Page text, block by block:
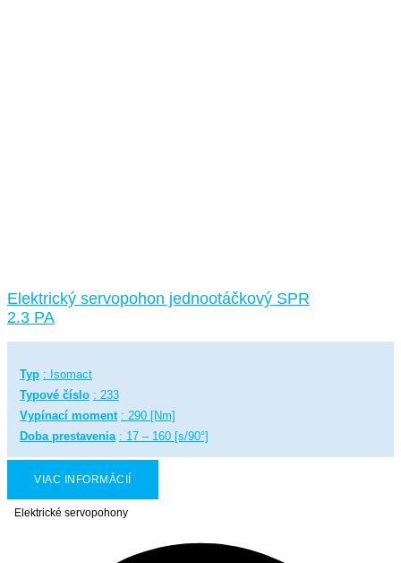
Elektrický servopohon jednootáčkový SPR
2.3 PA
Typ : Isomact
Typové číslo : 233
Vypínací moment : 290 [Nm]
Doba prestavenia : 17 – 160 [s/90°]
VIAC INFORMÁCIÍ
Elektrické servopohony